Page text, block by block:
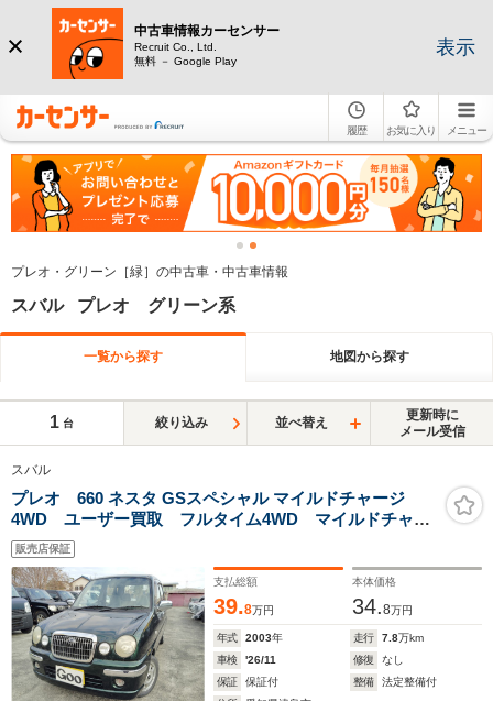
中古車情報カーセンサー
Recruit Co., Ltd.
無料 － Google Play
表示
履歴 お気に入り メニュー
プレオ・グリーン［緑］の中古車・中古車情報
スバル プレオ グリーン系
一覧から探す 地図から探す
1 台 絞り込み 並べ替え
更新時に
メール受信
スバル
プレオ 660 ネスタ GSスペシャル マイルドチャージ
4WD ユーザー買取 フルタイム4WD マイルドチャー
ジ スタッドレスタイヤ&ホイール4本セット付 ミニラ
イト13インチアルミ 電動格納ミラー ETC キーレス
キー 取扱説明書
販売店保証
支払総額
39.8万円
本体価格
34.8万円
年式 2003年 走行 7.8万km
車検
'26/11 修復
なし
保証
保証付 整備
法定整備付